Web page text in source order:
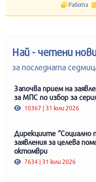
Работа
Най - четени
за последната
Започва прием на
за МПС по избор за
10367 | 31 юли 2026
Дирекциите “Социално
заявления за целева
октомври
7634 | 31 юли 2026